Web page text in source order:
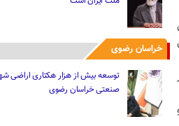
خراسان رضوی
توسعه بیش از هزار هکتاری اراضی
صنعتی خراسان رضوی